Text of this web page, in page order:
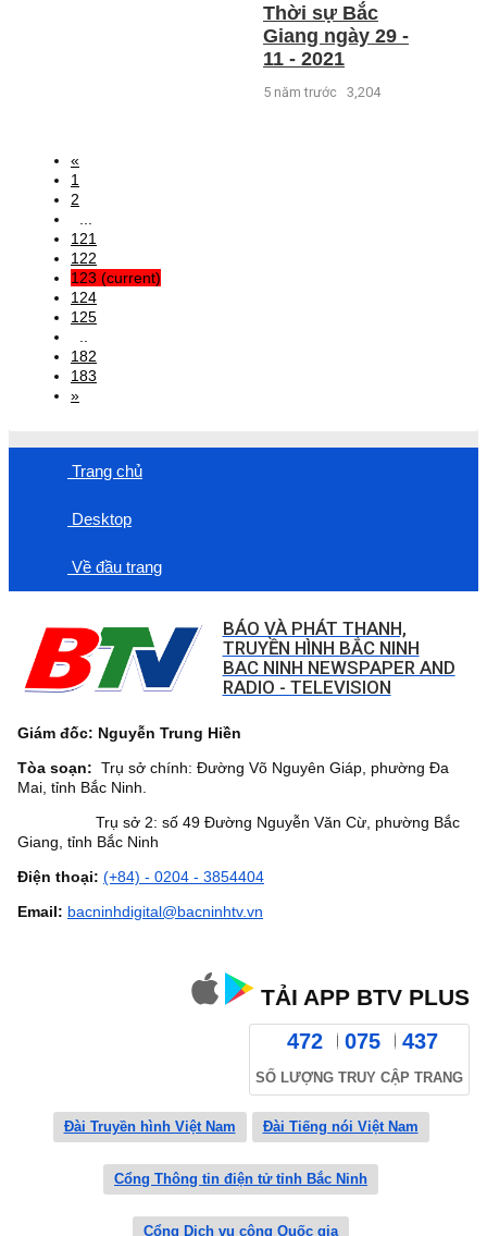
Thời sự Bắc
Giang ngày 29 -
11 - 2021
5 năm trước 3,204
«
1
2
121
122
123 (current)
124
125
182
183
»
Trang chủ
Desktop
Về đầu trang
BÁO VÀ PHÁT THANH,
TRUYỀN HÌNH BẮC NINH
BAC NINH NEWSPAPER AND
RADIO - TELEVISION
Giám đốc: Nguyễn Trung Hiền
Tòa soạn: Trụ sở chính: Đường Võ Nguyên Giáp, phường Đa
Mai, tỉnh Bắc Ninh.
Trụ sở 2: số 49 Đường Nguyễn Văn Cừ, phường Bắc
Giang, tỉnh Bắc Ninh
Điện thoại: (+84) - 0204 - 3854404
Email: bacninhdigital@bacninhtv.vn
TẢI APP BTV PLUS
472 075 437
SỐ LƯỢNG TRUY CẬP TRANG
Đài Truyền hình Việt Nam Đài Tiếng nói Việt Nam
Cổng Thông tin điện tử tỉnh Bắc Ninh
Cổng Dịch vụ công Quốc gia